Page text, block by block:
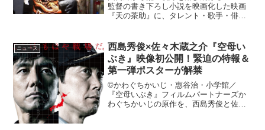
監督の書き下ろし小説を映画化した映画
『天の茶助』に、タレント・歌手・俳優
らかとなった。全ての人間の“人生のシナ
リオ”を決める天界の...
ニュース
西島秀俊×佐々木蔵之介『空母い
ぶき』映像初公開！緊迫の特報＆
第一弾ポスターが解禁
©かわぐちかいじ・惠谷治・小学館／
『空母いぶき』フィルムパートナーズか
わぐちかいじの原作を、西島秀俊と佐々